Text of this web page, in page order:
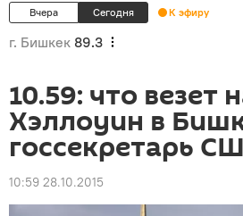
Вчера Сегодня К эфиру
г. Бишкек 89.3
10.59: что везет
Хэллоуин в
госсекретарь
10:59 28.10.2015